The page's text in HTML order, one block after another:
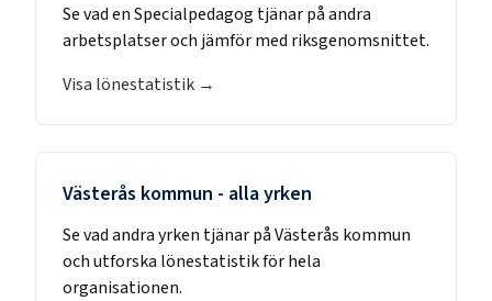
Se vad enSpecialpedagog tjänar på andra
arbetsplatser och jämför med riksgenomsnittet.
Visa lönestatistik →
Västerås kommun - alla yrken
Se vad andra yrken tjänar påVästerås kommun
och utforska lönestatistik för hela
organisationen.